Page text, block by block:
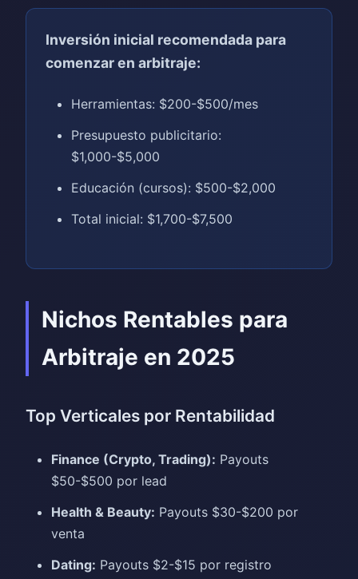
Inversión inicial recomendada para
comenzar en arbitraje:
Herramientas: $200-$500/mes
Presupuesto publicitario:
$1,000-$5,000
Educación (cursos): $500-$2,000
Total inicial: $1,700-$7,500
Nichos Rentables para
Arbitraje en 2025
Top Verticales por Rentabilidad
Finance (Crypto, Trading): Payouts
$50-$500 por lead
Health & Beauty: Payouts $30-$200 por
venta
Dating: Payouts $2-$15 por registro